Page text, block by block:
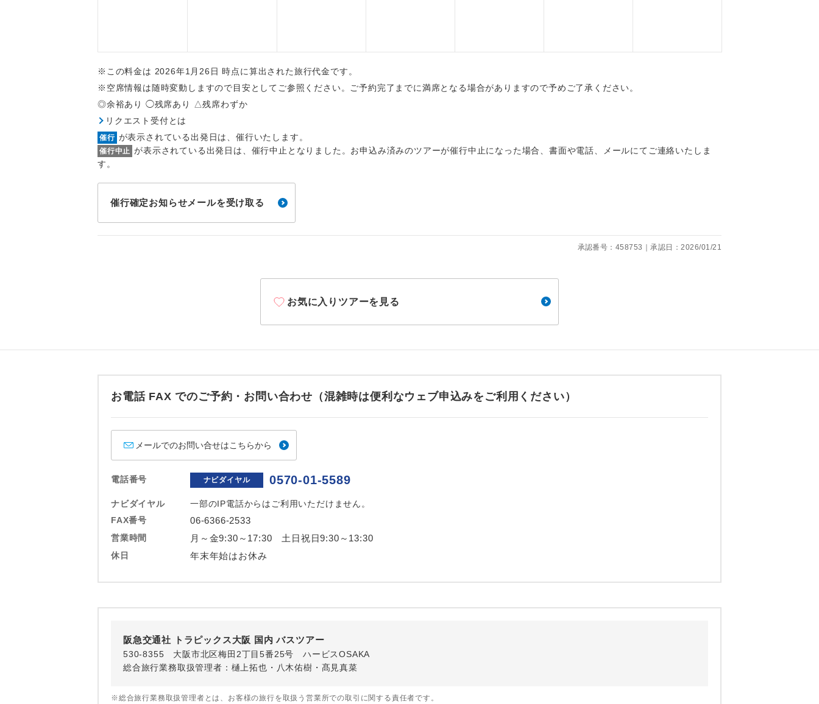
※この料金は 2026年1月26日 時点に算出された旅行代金です。
※空席情報は随時変動しますので目安としてご参照ください。ご予約完了までに満席となる場合がありますので予めご了承ください。
◎余裕あり ◯残席あり △残席わずか
リクエスト受付とは
催行 が表示されている出発日は、催行いたします。
催行中止 が表示されている出発日は、催行中止となりました。お申込み済みのツアーが催行中止になった場合、書面や電話、メールにてご連絡いたしま
す。
催行確定お知らせメールを受け取る
承認番号：458753｜承認日：2026/01/21
お気に入りツアーを見る
お電話 FAX でのご予約・お問い合わせ（混雑時は便利なウェブ申込みをご利用ください）
メールでのお問い合せはこちらから
電話番号 ナビダイヤル 0570-01-5589
ナビダイヤル
一部のIP電話からはご利用いただけません。
FAX番号
06-6366-2533
営業時間 月～金9:30～17:30 土日祝日9:30～13:30
休日 年末年始はお休み
阪急交通社 トラピックス大阪 国内 バスツアー
530-8355 大阪市北区梅田2丁目5番25号 ハービスOSAKA
総合旅行業務取扱管理者：樋上拓也・八木佑樹・髙見真菜
※総合旅行業務取扱管理者とは、お客様の旅行を取扱う営業所での取引に関する責任者です。
全てのお食事が付いていますので、お食事の心配はいりませ
周りの音を気にせず、ガイドさんの説明をじっくり聞くこと
1名様催行
航空会社指定
利用航空会社が指定なので、ご出発の計画にとても便利で
ホテル指定